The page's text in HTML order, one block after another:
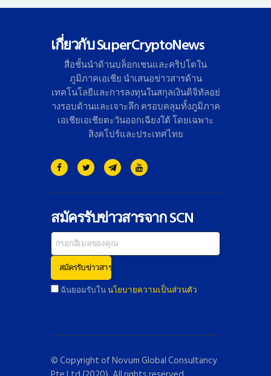
เกี่ยวกับ SuperCryptoNews
สื่อชั้นนำด้านบล็อกเชนและคริปโตใน
ภูมิภาคเอเชีย นำเสนอข่าวสารด้าน
เทคโนโลยีและการลงทุนในสกุลเงินดิจิทัลอย่
างรอบด้านและเจาะลึก ครอบคลุมทั้งภูมิภาค
เอเชียเอเชียตะวันออกเฉียงใต้ โดยเฉพาะ
สิงคโปร์และประเทศไทย
สมัครรับข่าวสารจาก SCN
ฉันยอมรับในนโยบายความเป็นส่วนตัว
© Copyright ofNovum Global Consultancy